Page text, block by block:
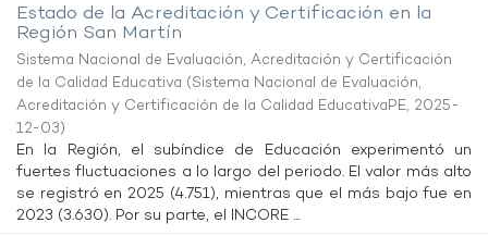
Estado de la Acreditación y Certificación en la
Región San Martín
Sistema Nacional de Evaluación, Acreditación y Certificación
de la Calidad Educativa (Sistema Nacional de Evaluación,
Acreditación y Certificación de la Calidad EducativaPE, 2025-
12-03)
En la Región, el subíndice de Educación experimentó un
fuertes fluctuaciones a lo largo del periodo. El valor más alto
se registró en 2025 (4.751), mientras que el más bajo fue en
2023 (3.630). Por su parte, el INCORE ...